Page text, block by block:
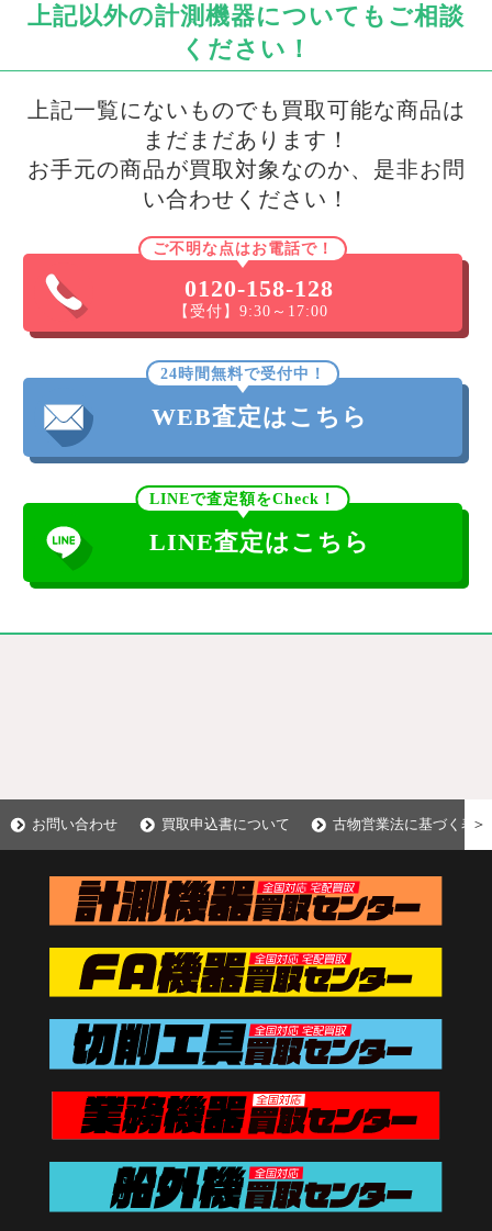
上記以外の計測機器についてもご相談
ください！
上記一覧にないものでも買取可能な商品は
まだまだあります！
お手元の商品が買取対象なのか、是非お問
い合わせください！
ご不明な点はお電話で！
0120-158-128
【受付】9:30～17:00
24時間無料で受付中！
WEB査定はこちら
LINEで査定額をCheck！
LINE査定はこちら
お問い合わせ 買取申込書について 古物営業法に基づく表示
＞